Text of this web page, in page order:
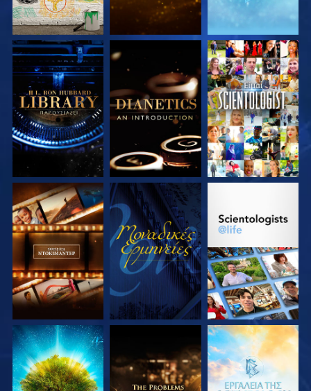
ΕΞΕΡΕΥΝΗΣΤΕ ΤΗ
ΣΕΙΡΑ
ΕΞΕΡΕΥΝΗΣΤΕ ΤΗ
ΣΕΙΡΑ
ΠΑΡΑΚΟΛΟΥΘΗΣΤΕ
ΕΞΕΡΕΥΝΗΣΤΕ ΤΗ
ΣΕΙΡΑ
ΠΑΡΑΚΟΛΟΥΘΗΣΤΕ
ΕΞΕΡΕΥΝΗΣΤΕ ΤΗ
ΕΞΕΡΕΥΝΗΣΤΕ ΤΗ
ΣΕΙΡΑ
ΕΞΕΡΕΥΝΗΣΤΕ ΤΗ
ΣΕΙΡΑ
ΕΞΕΡΕΥΝΗΣΤΕ ΤΗ
ΣΕΙΡΑ